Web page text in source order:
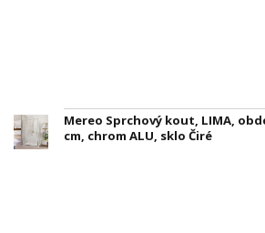
Mereo Sprchový kout, LIMA,
cm, chrom ALU, sklo Čiré